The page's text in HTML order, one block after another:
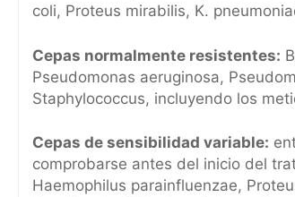
coli, Proteus mirabilis, K.
Cepas normalmente resistentes:
Pseudomonas aeruginosa,
Staphylococcus, incluyendo los
Cepas de sensibilidad variable:
comprobarse antes del inicio del
Haemophilus parainfluenzae,